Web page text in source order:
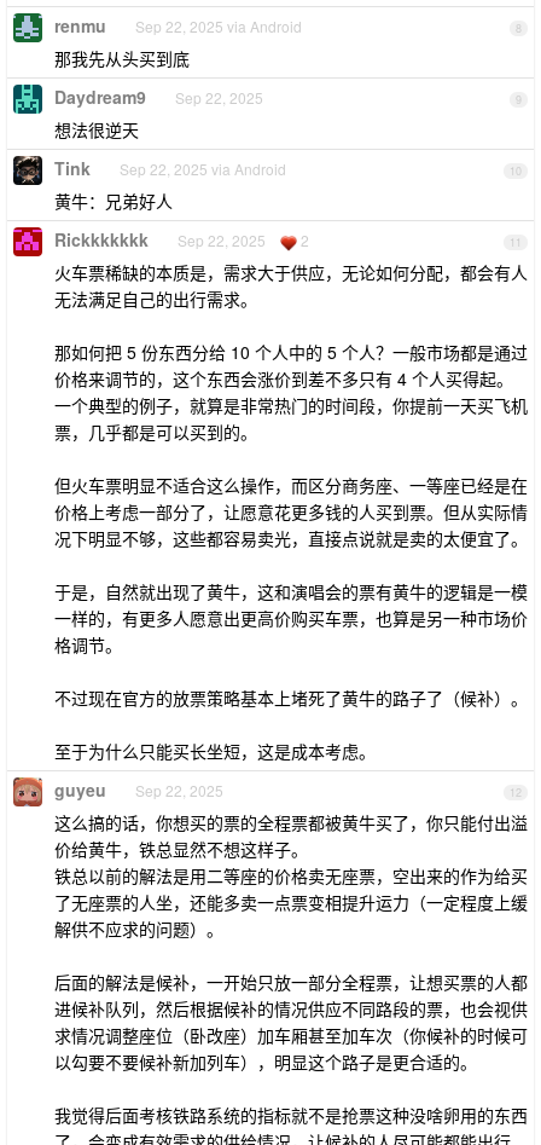
8
renmu Sep 22, 2025 via Android
那我先从头买到底
9
Daydream9 Sep 22, 2025
想法很逆天
10
Tink Sep 22, 2025 via Android
黄牛：兄弟好人
11
Rickkkkkkk Sep 22, 2025 2
火车票稀缺的本质是，需求大于供应，无论如何分配，都会有人
无法满足自己的出行需求。
那如何把 5 份东西分给 10 个人中的 5 个人？一般市场都是通过
价格来调节的，这个东西会涨价到差不多只有 4 个人买得起。
一个典型的例子，就算是非常热门的时间段，你提前一天买飞机
票，几乎都是可以买到的。
但火车票明显不适合这么操作，而区分商务座、一等座已经是在
价格上考虑一部分了，让愿意花更多钱的人买到票。但从实际情
况下明显不够，这些都容易卖光，直接点说就是卖的太便宜了。
于是，自然就出现了黄牛，这和演唱会的票有黄牛的逻辑是一模
一样的，有更多人愿意出更高价购买车票，也算是另一种市场价
格调节。
不过现在官方的放票策略基本上堵死了黄牛的路子了（候补）。
至于为什么只能买长坐短，这是成本考虑。
12
guyeu Sep 22, 2025
这么搞的话，你想买的票的全程票都被黄牛买了，你只能付出溢
价给黄牛，铁总显然不想这样子。
铁总以前的解法是用二等座的价格卖无座票，空出来的作为给买
了无座票的人坐，还能多卖一点票变相提升运力（一定程度上缓
解供不应求的问题）。
后面的解法是候补，一开始只放一部分全程票，让想买票的人都
进候补队列，然后根据候补的情况供应不同路段的票，也会视供
求情况调整座位（卧改座）加车厢甚至加车次（你候补的时候可
以勾要不要候补新加列车），明显这个路子是更合适的。
我觉得后面考核铁路系统的指标就不是抢票这种没啥卵用的东西